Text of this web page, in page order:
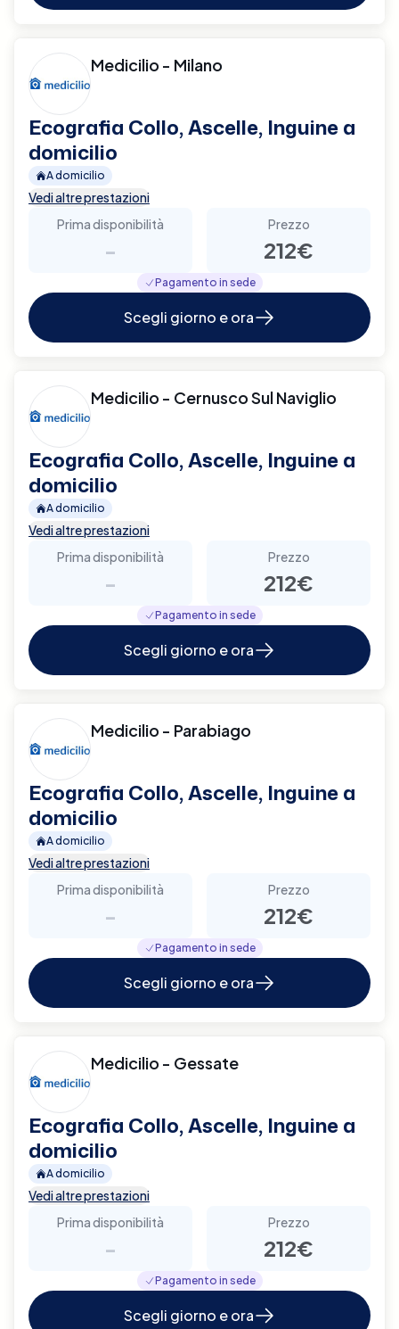
Medicilio - Milano
Ecografia Collo, Ascelle, Inguine a
domicilio
A domicilio
Vedi altre prestazioni
Prima disponibilità
-
Prezzo
212€
Pagamento in sede
Scegli giorno e ora
Medicilio - Cernusco Sul Naviglio
Ecografia Collo, Ascelle, Inguine a
domicilio
A domicilio
Vedi altre prestazioni
Prima disponibilità
-
Prezzo
212€
Pagamento in sede
Scegli giorno e ora
Medicilio - Parabiago
Ecografia Collo, Ascelle, Inguine a
domicilio
A domicilio
Vedi altre prestazioni
Prima disponibilità
-
Prezzo
212€
Pagamento in sede
Scegli giorno e ora
Medicilio - Gessate
Ecografia Collo, Ascelle, Inguine a
domicilio
A domicilio
Vedi altre prestazioni
Prima disponibilità
-
Prezzo
212€
Pagamento in sede
Scegli giorno e ora